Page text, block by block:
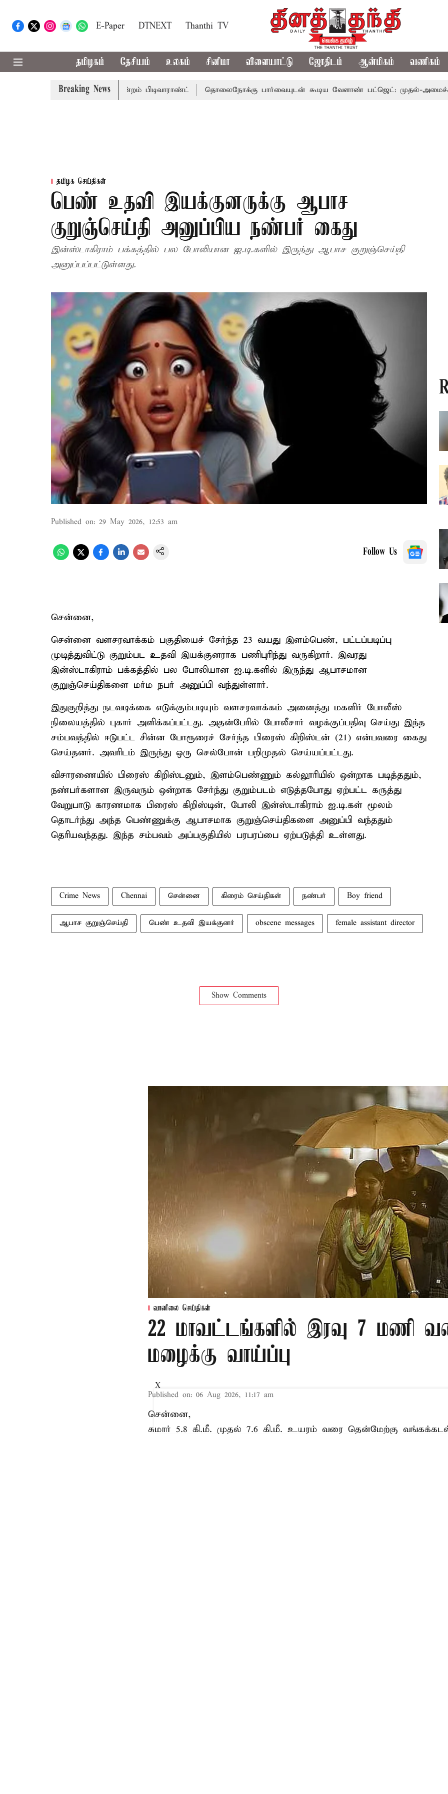
E-Paper DTNEXT Thanthi TV
தமிழகம் தேசியம் உலகம் சினிமா விளையாட்டு ஜோதிடம் ஆன்மிகம் வணிகம்
Breaking News
சென்னை நீதிமன்றம் பிடிவாராண்ட் தொலைநோக்கு பார்வையுடன் கூடிய வேளாண் பட்ஜெட்: முதல்-அமைச்சர்
தமிழக செய்திகள்
பெண் உதவி இயக்குனருக்கு ஆபாச
குறுஞ்செய்தி அனுப்பிய நண்பர் கைது
இன்ஸ்டாகிராம் பக்கத்தில் பல போலியான ஐ.டி.களில் இருந்து ஆபாச குறுஞ்செய்தி
அனுப்பப்பட்டுள்ளது.
Published on: 29 May 2026, 12:53 am
Follow Us
சென்னை,
சென்னை வளசரவாக்கம் பகுதியைச் சேர்ந்த 23 வயது இளம்பெண், பட்டப்படிப்பு
முடித்துவிட்டு குறும்பட உதவி இயக்குனராக பணிபுரிந்து வருகிறார். இவரது
இன்ஸ்டாகிராம் பக்கத்தில் பல போலியான ஐ.டி.களில் இருந்து ஆபாசமான
குறுஞ்செய்திகளை மர்ம நபர் அனுப்பி வந்துள்ளார்.
இதுகுறித்து நடவடிக்கை எடுக்கும்படியும் வளசரவாக்கம் அனைத்து மகளிர் போலீஸ்
நிலையத்தில் புகார் அளிக்கப்பட்டது. அதன்பேரில் போலீசார் வழக்குப்பதிவு செய்து இந்த
சம்பவத்தில் ஈடுபட்ட சின்ன போரூரைச் சேர்ந்த பிரைஸ் கிறிஸ்டன் (21) என்பவரை கைது
செய்தனர். அவரிடம் இருந்து ஒரு செல்போன் பறிமுதல் செய்யப்பட்டது.
விசாரணையில் பிரைஸ் கிறிஸ்டனும், இளம்பெண்ணும் கல்லூரியில் ஒன்றாக படித்ததும்,
நண்பர்களான இருவரும் ஒன்றாக சேர்ந்து குறும்படம் எடுத்தபோது ஏற்பட்ட கருத்து
வேறுபாடு காரணமாக பிரைஸ் கிறிஸ்டின், போலி இன்ஸ்டாகிராம் ஐ.டி.கள் மூலம்
தொடர்ந்து அந்த பெண்ணுக்கு ஆபாசமாக குறுஞ்செய்திகளை அனுப்பி வந்ததும்
தெரியவந்தது. இந்த சம்பவம் அப்பகுதியில் பரபரப்பை ஏற்படுத்தி உள்ளது.
Crime News Chennai சென்னை கிரைம் செய்திகள் நண்பர் Boy friend
ஆபாச குறுஞ்செய்தி பெண் உதவி இயக்குனர் obscene messages female assistant director
Show Comments
வானிலை செய்திகள்
22 மாவட்டங்களில் இரவு 7 மணி
மழைக்கு வாய்ப்பு
Published on: 06 Aug 2026, 11:17 am
சென்னை,
சுமார் 5.8 கி.மீ. முதல் 7.6 கி.மீ. உயரம் வரை தென்மேற்கு
X